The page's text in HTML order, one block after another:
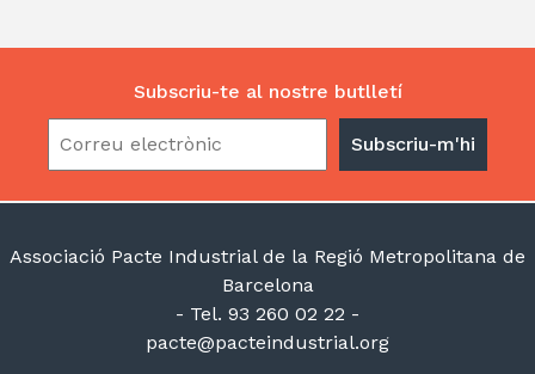
Subscriu-te al nostre butlletí
Associació Pacte Industrial de la Regió Metropolitana de
Barcelona
- Tel. 93 260 02 22 -
pacte@pacteindustrial.org